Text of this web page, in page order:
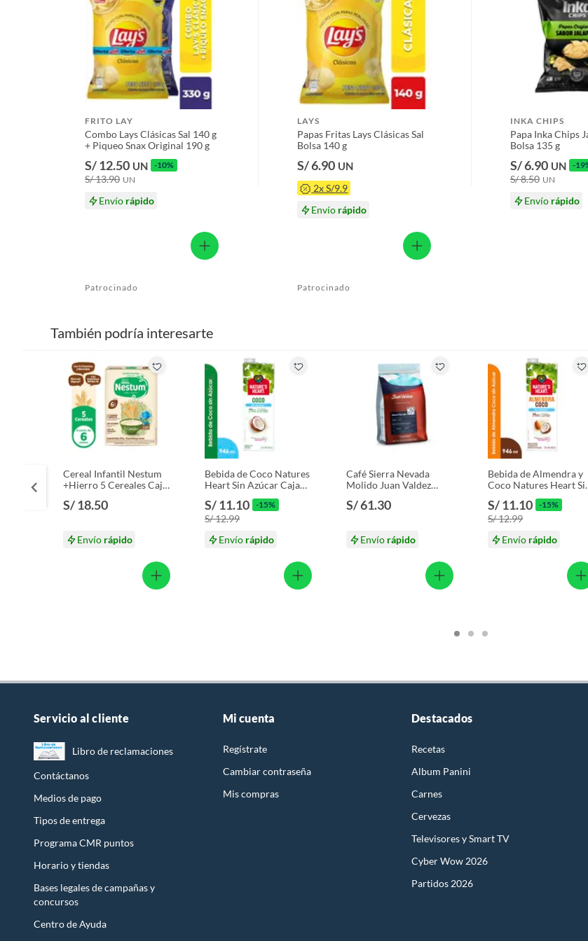
Licores y cigarros electrónicos.
FRITO LAY
Combo Lays Clásicas Sal 140 g
+ Piqueo Snax Original 190 g
S/ 12.50 UN -10%
S/ 13.90 UN
Envío rápido
Patrocinado
LAYS
Papas Fritas Lays Clásicas Sal
Bolsa 140 g
S/ 6.90 UN
2x S/9.9
Envío rápido
Patrocinado
INKA CHIPS
Papa Inka Chips
Bolsa 135 g
S/ 6.90 UN -
S/ 8.50 UN
Envío rápido
También podría interesarte
Cereal Infantil Nestum
+Hierro 5 Cereales Caja
S/ 18.50
Envío rápido
Bebida de Coco Natures
Heart Sin Azúcar Caja
S/ 11.10 -15%
S/ 12.99
Envío rápido
Café Sierra Nevada
Molido Juan Valdez
S/ 61.30
Envío rápido
Bebida de Almendra y
Coco Natures Heart
Azúcar Caja 946 mL
S/ 11.10 -15%
S/ 12.99
Envío rápido
Servicio al cliente
Libro de reclamaciones
Contáctanos
Medios de pago
Tipos de entrega
Programa CMR puntos
Horario y tiendas
Bases legales de campañas y
concursos
Centro de Ayuda
Mi cuenta
Regístrate
Cambiar contraseña
Mis compras
Destacados
Recetas
Album Panini
Carnes
Cervezas
Televisores y Smart TV
Cyber Wow 2026
Partidos 2026